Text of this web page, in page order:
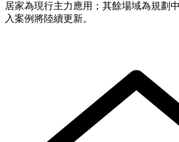
居家為現行主力應用；其餘場域為規劃
入案例將陸續更新。